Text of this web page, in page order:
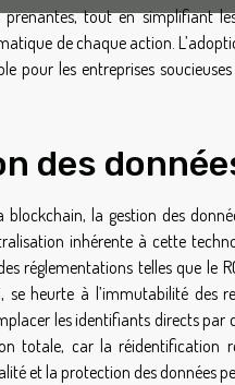
prenantes, tout en simplifiant
de chaque action.
pour les entreprises
des
blockchain, la gestion des
inhérente à cette
réglementations telles que le
se heurte à l’immutabilité des
les identifiants directs
totale, car la réidentification
et la protection des données